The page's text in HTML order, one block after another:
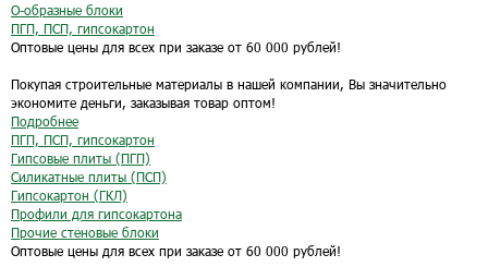
O-образные блоки
ПГП, ПСП, гипсокартон
Оптовые цены для всех при заказе от 60 000 рублей!
Покупая строительные материалы в нашей компании, Вы значительно
экономите деньги, заказывая товар оптом!
Подробнее
ПГП, ПСП, гипсокартон
Гипсовые плиты (ПГП)
Силикатные плиты (ПСП)
Гипсокартон (ГКЛ)
Профили для гипсокартона
Прочие стеновые блоки
Оптовые цены для всех при заказе от 60 000 рублей!